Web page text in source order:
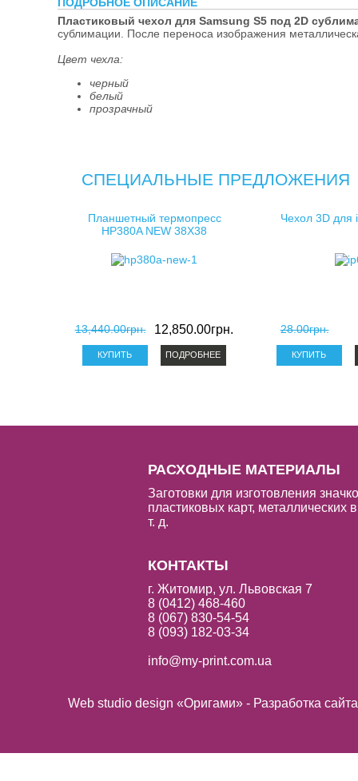
косметички
клатчи для
Пластиковый чехол для Samsung S5 под 2D
сублимации. После переноса изображения
Цвет чехла:
черный
белый
прозрачный
СПЕЦИАЛЬНЫЕ ПРЕДЛОЖЕНИЯ
Планшетный термопресс
HP380A NEW 38X38
13,440.00грн. 12,850.00грн.
ПОДРОБНЕЕ
Чехол 3D для
28.00грн.
РАСХОДНЫЕ МАТЕРИАЛЫ
Заготовки для изготовления
пластиковых карт, металлических
т. д.
КОНТАКТЫ
г. Житомир, ул. Львовская 7
8 (0412) 468-460
8 (067) 830-54-54
8 (093) 182-03-34
info@my-print.com.ua
Web studio design «Оригами» - Разработка